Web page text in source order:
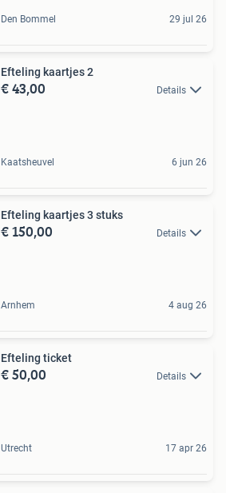
Den Bommel 29 jul 26
Efteling kaartjes 2
€ 43,00 Details
Kaatsheuvel 6 jun 26
Efteling kaartjes 3 stuks
€ 150,00 Details
Arnhem 4 aug 26
Efteling ticket
€ 50,00 Details
Utrecht 17 apr 26